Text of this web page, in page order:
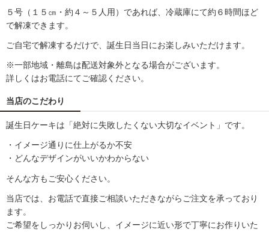
５号（１５㎝・約４～５人用）であれば、冷蔵庫にて約６時間ほど
で解凍できます。
ご自宅で解凍するだけで、誕生日当日にお楽しみいただけます。
※一部地域・離島は配送対象外となる場合がございます。
詳しくはお電話にてご確認ください。
当店のこだわり
誕生日ケーキは「絶対に失敗したくない大切なイベント」です。
・イメージ通りに仕上がるか不安
・どんなデザインがいいかわからない
そんな方もご安心ください。
当店では、お電話で直接ご相談いただきながらご注文を承っており
ます。
ご希望をしっかりお伺いし、イメージに近い形で丁寧にお作りいた